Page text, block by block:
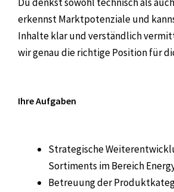
erkennst Marktpotenziale und
Inhalte klar und verständlich
wir genau die richtige Position für
Ihre Aufgaben
Strategische
Sortiments im Bereich
Betreuung der